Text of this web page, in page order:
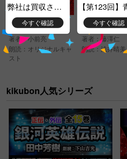
真田十勇士１ 参上、猿飛佐助
著者：小前亮
朗読： オリジナルキャ
スト
夏の呼吸
著者：藤澤仁
朗読：浅井晴美
kikubon人気シリーズ
弊社は買収されました！ 総務部・真柴さん最後のお仕事
今すぐ確認 今すぐ確認